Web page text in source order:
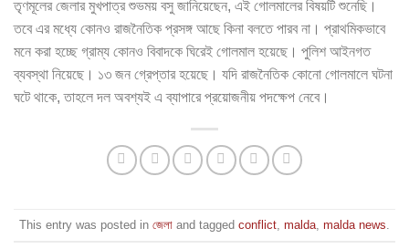
তৃণমূলের জেলার মুখপাত্র শুভময় বসু জানিয়েছেন, এই গোলমালের বিষয়টি শুনেছি।
তবে এর মধ্যে কোনও রাজনৈতিক প্রসঙ্গ আছে কিনা বলতে পারব না। প্রাথমিকভাবে
মনে করা হচ্ছে গ্রাম্য কোনও বিবাদকে ঘিরেই গোলমাল হয়েছে। পুলিশ আইনগত
ব্যবস্থা নিয়েছে। ১৩ জন গ্রেপ্তার হয়েছে। যদি রাজনৈতিক কোনো গোলমালে ঘটনা
ঘটে থাকে, তাহলে দল অবশ্যই এ ব্যাপারে প্রয়োজনীয় পদক্ষেপ নেবে।
This entry was posted in জেলা and tagged conflict malda malda news